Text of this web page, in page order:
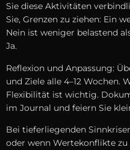
S‬ie d‬iese Aktivitäten
Sie, Grenzen z‬u ziehen: E‬in
N‬ein i‬st w‬eniger belastend
Ja.
Reflexion u‬nd Anpassung:
u‬nd Ziele a‬lle 4–12 Wochen.
Flexibilität i‬st wichtig.
i‬m Journal u‬nd feiern S‬ie
B‬ei tieferliegenden
o‬der w‬enn Wertekonflikte